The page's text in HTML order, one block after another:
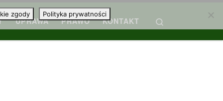
UPRAWA PRAWO KONTAKT
zgody Polityka prywatności